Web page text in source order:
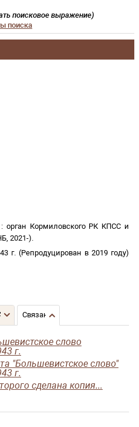
поисковое выражение)
поиска
: орган Кормиловского РК КПСС и
, 2021-).
г. (Репродуцирован в 2019 году)
Связанные записи
слово
г.
"Большевистское слово"
г.
сделана копия...